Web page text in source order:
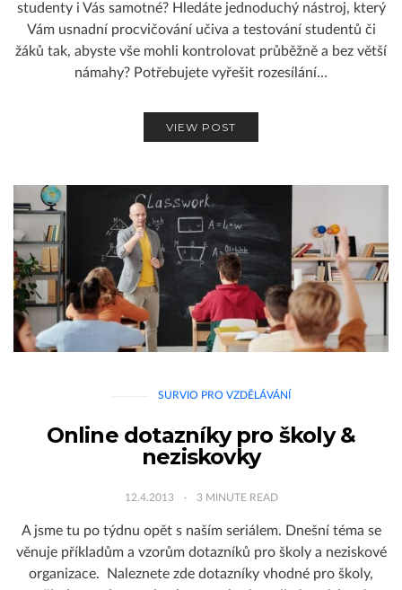
studenty i Vás samotné? Hledáte jednoduchý nástroj, který
Vám usnadní procvičování učiva a testování studentů či
žáků tak, abyste vše mohli kontrolovat průběžně a bez větší
námahy? Potřebujete vyřešit rozesílání…
VIEW POST
SURVIO PRO VZDĚLÁVÁNÍ
Online dotazníky pro školy &
neziskovky
12.4.2013 3 MINUTE READ
A jsme tu po týdnu opět s naším seriálem. Dnešní téma se
věnuje příkladům a vzorům dotazníků pro školy a neziskové
organizace. Naleznete zde dotazníky vhodné pro školy,